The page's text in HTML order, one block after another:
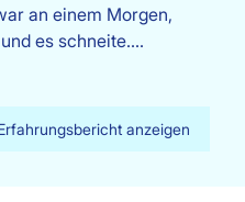
an einem Morgen,
es schneite.…
anzeigen